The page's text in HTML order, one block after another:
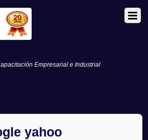
Empresarial e Industrial
yahoo